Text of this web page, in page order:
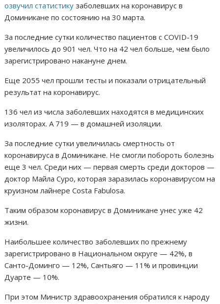
озвучил статистику заболевших на коронавирус в
Доминикане по состоянию на 30 марта.
За последние сутки количество пациентов с COVID-19
увеличилось до 901 чел. Что на 42 чел больше, чем было
зарегистрировано накануне днем.
Еще 2055 чел прошли тесты и показали отрицательный
результат на коронавирус.
136 чел из числа заболевших находятся в медицинских
изоляторах. А 719 — в домашней изоляции.
За последние сутки увеличилась смертность от
коронавируса в Доминикане. Не смогли побороть болезнь
еще 3 чел. Среди них — первая смерть среди докторов —
доктор Майла Суро, которая заразилась коронавирусом на
круизном лайнере Costa Fabulosa.
Таким образом коронавирус в Доминикане унес уже 42
жизни.
Наибольшее количество заболевших по прежнему
зарегистрировано в Национальном округе — 42%, в
Санто-Доминго — 12%, Сантьяго — 11% и провинции
Дуарте — 10%.
При этом Министр здравоохранения обратился к народу